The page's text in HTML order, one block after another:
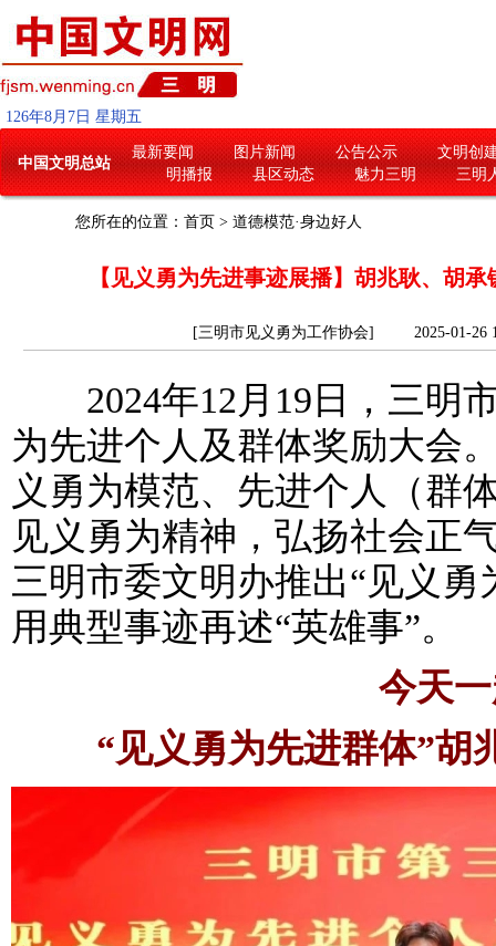
126年8月 7 日 星期五
中国文明总站
最新要闻 图片新闻 公告公示
文明创
明播报
县区动态 魅力三明 三明
您所在的位置： 首页 > 道德模范·身边好人
【见义勇为先进事迹展播】胡兆耿、胡
[三明市见义勇为工作协会] 2025-01-
2024年12月19日，三明
为先进个人及群体奖励大会
义勇为模范、先进个人（群
见义勇为精神，弘扬社会正
三明市委文明办推出“见义
用典型事迹再述“英雄事”。
今天一
“见义勇为先进群体”胡